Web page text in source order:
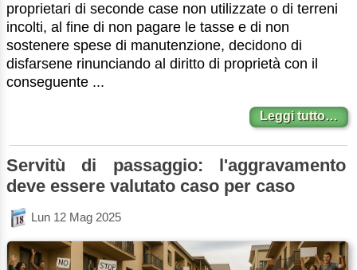
proprietari di seconde case non utilizzate o di terreni
incolti, al fine di non pagare le tasse e di non
sostenere spese di manutenzione, decidono di
disfarsene rinunciando al diritto di proprietà con il
conseguente ...
Leggi tutto…
Servitù di passaggio: l'aggravamento
deve essere valutato caso per caso
Lun 12 Mag 2025